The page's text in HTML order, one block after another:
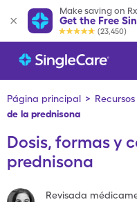
Make saving on
Get the Free
(23,450)
Página principal > Recursos
de la prednisona
Dosis, formas y
prednisona
Revisada